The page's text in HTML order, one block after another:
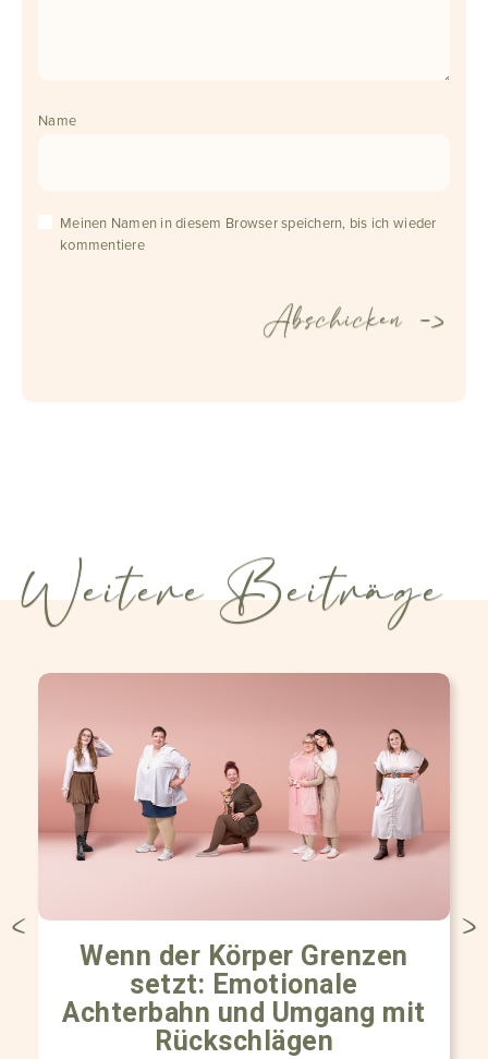
Name
Meinen Namen in diesem Browser speichern, bis ich wieder
kommentiere
Weitere Beiträge
Wenn der Körper Grenzen
setzt: Emotionale
Achterbahn und Umgang mit
Rückschlägen